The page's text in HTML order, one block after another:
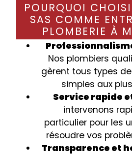
POURQUOI CHOISIR FERRARIS
SAS COMME
PLOMBERIE À
Nos plombiers
gèrent tous types
simples aux
Service rapide
intervenons
particulier pour les
résoudre vos
Transparence et